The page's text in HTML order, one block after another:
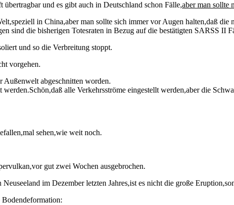
und es gibt auch in Deutschland schon Fälle,aber man sollte
in China,aber man sollte sich immer vor Augen halten,daß
sind die bisherigen Totesraten in Bezug auf die bestätigten SARSS II
und so die Verbreitung stoppt.
vorgehen.
abgeschnitten worden.
alle Verkehrsströme eingestellt werden,aber die
sehen,wie weit noch.
gut zwei Wochen ausgebrochen.
im Dezember letzten Jahres,ist es nicht die große